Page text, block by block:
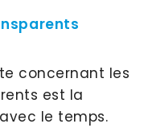
concernant les
est la
le temps.